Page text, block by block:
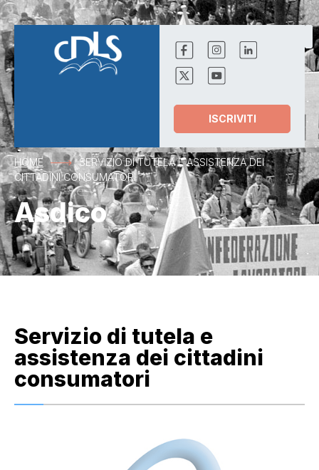
ISCRIVITI
HOME
SERVIZIO DI TUTELA E ASSISTENZA DEI
CITTADINI CONSUMATORI
Asdico
Servizio di tutela e
assistenza dei cittadini
consumatori